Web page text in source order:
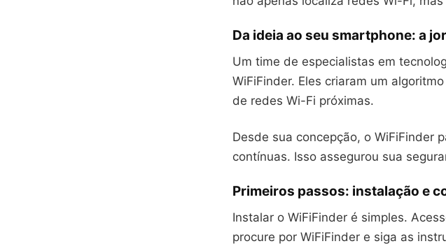
Da ideia ao seu smartphone: a
Um time de especialistas em
WiFiFinder. Eles criaram um
de redes Wi-Fi próximas.
Desde sua concepção, o WiFiFinder
contínuas. Isso assegurou sua
Primeiros passos: instalação e
Instalar o WiFiFinder é simples.
procure por WiFiFinder e siga as